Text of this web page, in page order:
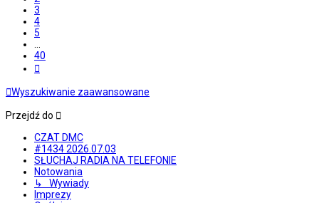
3
4
5
40
Wyszukiwanie zaawansowane
Przejdź do
CZAT DMC
#1434 2026.07.03
SŁUCHAJ RADIA NA TELEFONIE
Notowania
↳ Wywiady
Imprezy